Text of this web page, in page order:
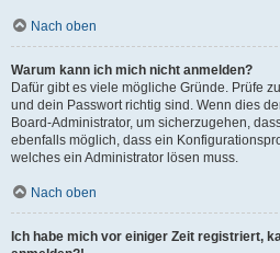
Nach oben
Warum kann ich mich nicht anmelden?
Dafür gibt es viele mögliche Gründe. Prüfe
und dein Passwort richtig sind. Wenn dies
Board-Administrator, um sicherzugehen,
ebenfalls möglich, dass ein
welches ein Administrator lösen muss.
Nach oben
Ich habe mich vor einiger Zeit registriert,